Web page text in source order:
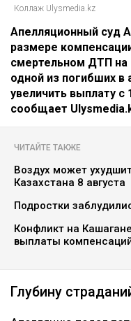
Коллаж Ulysmedia.kz
размере
смертельном ДТП на
одной из погибших в